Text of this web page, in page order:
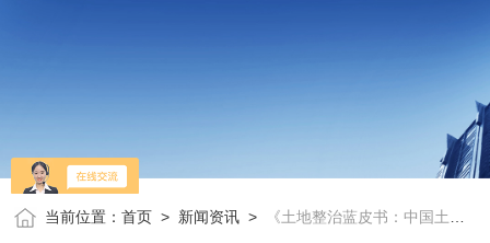
当前位置：首页 > 新闻资讯 > 《土地整治蓝皮书：中国土地整治发展研究报告No.3》发布